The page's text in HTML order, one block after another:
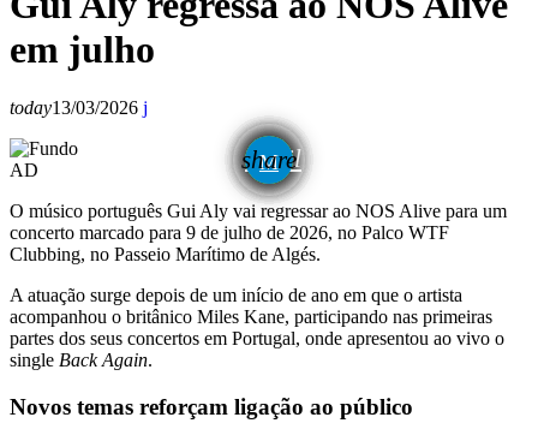
em julho
today13/03/2026
share
email
AD
O músico português Gui Aly vai regressar ao NOS Alive para um
concerto marcado para 9 de julho de 2026, no Palco WTF
Clubbing, no Passeio Marítimo de Algés.
A atuação surge depois de um início de ano em que o artista
acompanhou o britânico Miles Kane, participando nas primeiras
partes dos seus concertos em Portugal, onde apresentou ao vivo o
single Back Again.
Novos temas reforçam ligação ao público